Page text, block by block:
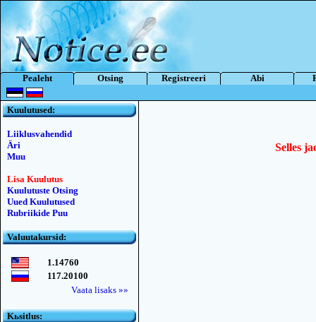
Pealeht Otsing Registreeri Abi
Kuulutused:
Liiklusvahendid
Äri
Muu
Lisa Kuulutus
Kuulutuste Otsing
Uued Kuulutused
Rubriikide Puu
Valuutakursid:
1.14760
117.20100
Vaata lisaks »»
Kьsitlus:
Selles